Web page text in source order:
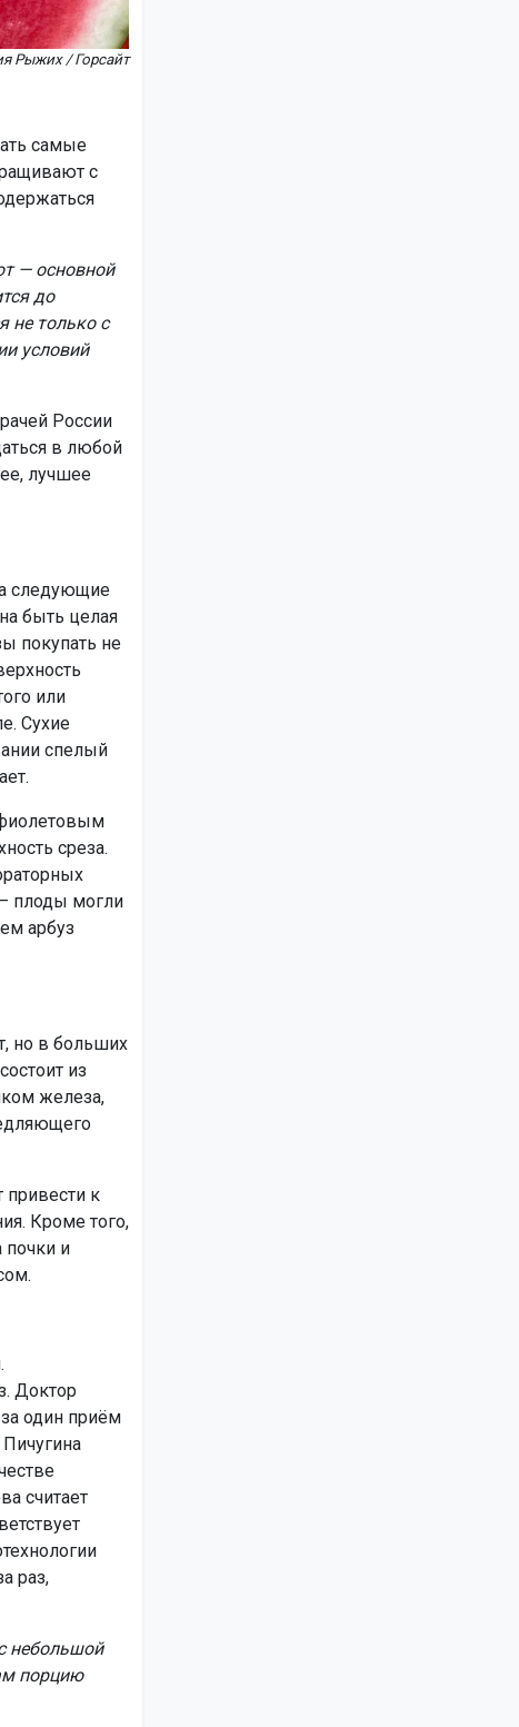
Рыжих / Горсайт
самые
с
— основной
до
не только с
условий
России
в любой
лучшее
следующие
быть целая
покупать не
или
Сухие
спелый
среза.
плоды могли
арбуз
но в больших
из
железа,
к
Кроме того,
и
Доктор
один приём
считает
раз,
небольшой
порцию